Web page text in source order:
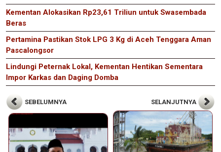
Kementan Alokasikan Rp23,61 Triliun untuk Swasembada
Beras
Pertamina Pastikan Stok LPG 3 Kg di Aceh Tenggara Aman
Pascalongsor
Lindungi Peternak Lokal, Kementan Hentikan Sementara
Impor Karkas dan Daging Domba
SEBELUMNYA SELANJUTNYA